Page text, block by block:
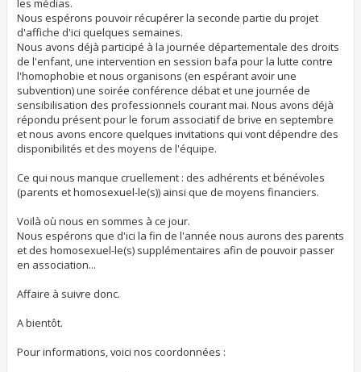
les médias.
Nous espérons pouvoir récupérer la seconde partie du projet
d'affiche d'ici quelques semaines.
Nous avons déjà participé à la journée départementale des droits
de l'enfant, une intervention en session bafa pour la lutte contre
l'homophobie et nous organisons (en espérant avoir une
subvention) une soirée conférence débat et une journée de
sensibilisation des professionnels courant mai. Nous avons déjà
répondu présent pour le forum associatif de brive en septembre
et nous avons encore quelques invitations qui vont dépendre des
disponibilités et des moyens de l'équipe.
Ce qui nous manque cruellement : des adhérents et bénévoles
(parents et homosexuel-le(s)) ainsi que de moyens financiers.
Voilà où nous en sommes à ce jour.
Nous espérons que d'ici la fin de l'année nous aurons des parents
et des homosexuel-le(s) supplémentaires afin de pouvoir passer
en association...
Affaire à suivre donc.
A bientôt.
Pour informations, voici nos coordonnées :